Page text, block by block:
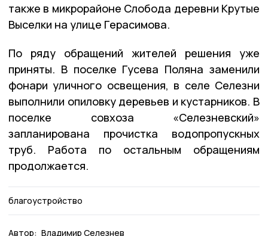
также в микрорайоне Слобода деревни Крутые
Выселки на улице Герасимова.
По ряду обращений жителей решения уже
приняты. В поселке Гусева Поляна заменили
фонари уличного освещения, в селе Селезни
выполнили опиловку деревьев и кустарников. В
поселке совхоза «Селезневский»
запланирована прочистка водопропускных
труб. Работа по остальным обращениям
продолжается.
благоустройство
Автор: Владимир Селезнев